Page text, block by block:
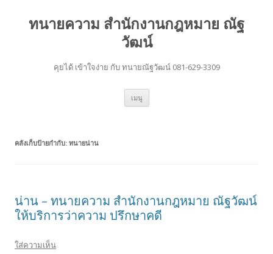
ทนายความ สำนักงานกฎหมาย ณัฐ
วัฒน์
คุยได้ เข้าใจง่าย กับ ทนายณัฐวัฒน์ 081-629-3309
เมนู ข้าม
ยัง
คลังเก็บป้ายกำกับ: ทนายน่าน
น่าน – ทนายความ สำนักงานกฎหมาย ณัฐวัฒน์
ให้บริการว่าความ ปรึกษาคดี
ใส่ความเห็น